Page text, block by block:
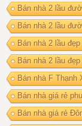
Bán nhà 2 lầu
Bán nhà 2 lầu
Bán nhà 2 lầu
Bán nhà 2 lầu
Bán nhà F Thạnh
Bán nhà giá rẻ
Bán nhà giá rẻ